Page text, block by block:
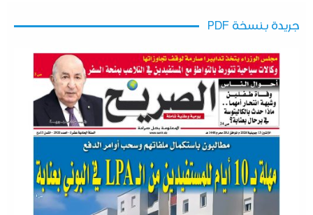
جريدة بنسخة PDF